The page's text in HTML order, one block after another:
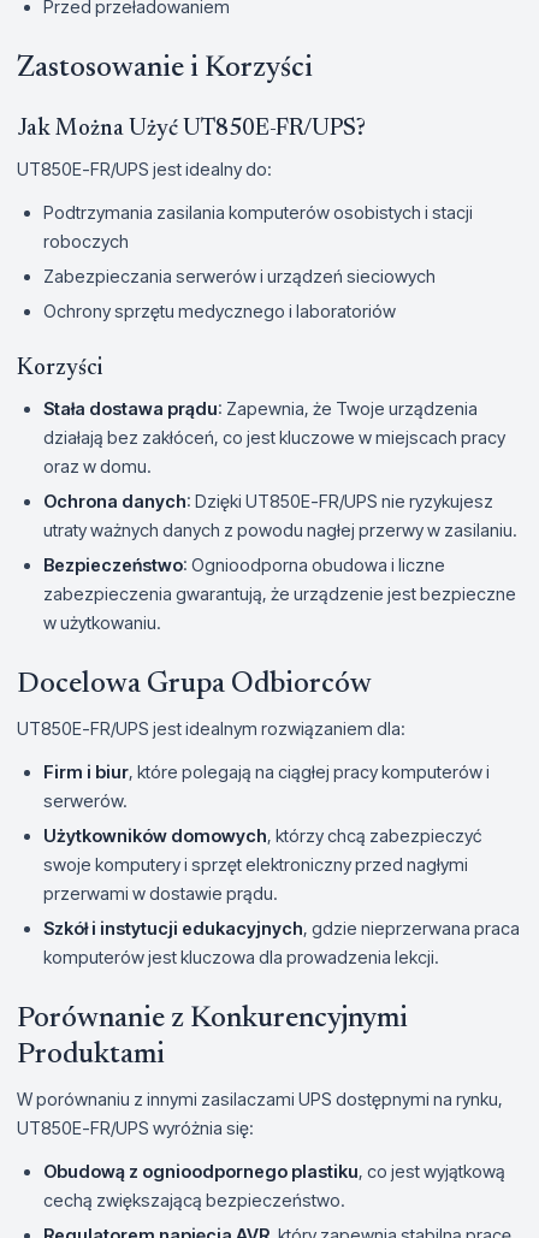
Przed przeładowaniem
Zastosowanie i Korzyści
Jak Można Użyć UT850E-FR/UPS?
UT850E-FR/UPS jest idealny do:
Podtrzymania zasilania komputerów osobistych i stacji
roboczych
Zabezpieczania serwerów i urządzeń sieciowych
Ochrony sprzętu medycznego i laboratoriów
Korzyści
Stała dostawa prądu: Zapewnia, że Twoje urządzenia
działają bez zakłóceń, co jest kluczowe w miejscach pracy
oraz w domu.
Ochrona danych: Dzięki UT850E-FR/UPS nie ryzykujesz
utraty ważnych danych z powodu nagłej przerwy w zasilaniu.
Bezpieczeństwo: Ognioodporna obudowa i liczne
zabezpieczenia gwarantują, że urządzenie jest bezpieczne
w użytkowaniu.
Docelowa Grupa Odbiorców
UT850E-FR/UPS jest idealnym rozwiązaniem dla:
Firm i biur, które polegają na ciągłej pracy komputerów i
serwerów.
Użytkowników domowych, którzy chcą zabezpieczyć
swoje komputery i sprzęt elektroniczny przed nagłymi
przerwami w dostawie prądu.
Szkół i instytucji edukacyjnych, gdzie nieprzerwana praca
komputerów jest kluczowa dla prowadzenia lekcji.
Porównanie z Konkurencyjnymi
Produktami
W porównaniu z innymi zasilaczami UPS dostępnymi na rynku,
UT850E-FR/UPS wyróżnia się:
Obudową z ognioodpornego plastiku, co jest wyjątkową
cechą zwiększającą bezpieczeństwo.